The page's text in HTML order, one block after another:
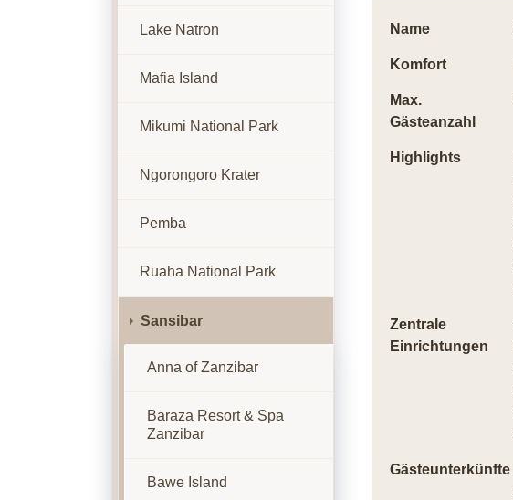
Name
Komfort
Max.
Gästeanzahl
Highlights
Zentrale
Einrichtungen
Gästeunterkünfte
Lake Natron
Mafia Island
Mikumi National Park
Ngorongoro Krater
Pemba
Ruaha National Park
Sansibar
Anna of Zanzibar
Baraza Resort & Spa
Zanzibar
Bawe Island